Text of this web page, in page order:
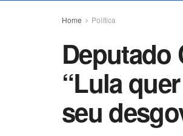
Home Política
Deputado
“Lula
seu